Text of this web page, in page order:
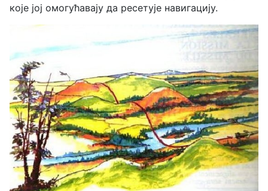
које јој омогућавају да ресетује навигацију.